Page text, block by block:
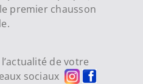
premier chausson
.
de votre
sociaux